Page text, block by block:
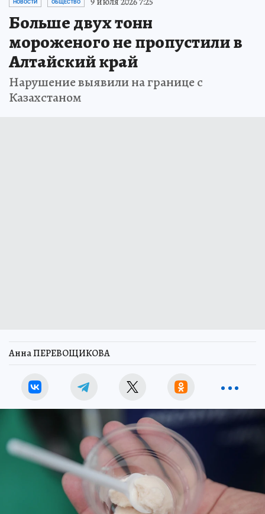
НОВОСТИ ОБЩЕСТВО
Больше двух тонн
мороженого не пропустили в
Алтайский край
Нарушение выявили на границе с
Казахстаном
Анна ПЕРЕВОЩИКОВА